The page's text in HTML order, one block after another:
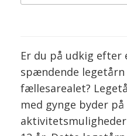
Er du på udkig efter
spændende
fællesarealet?
med gynge byder